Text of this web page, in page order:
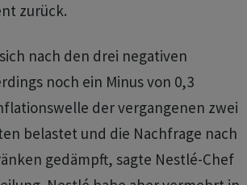
zurück.
nach den drei negativen
noch ein Minus von 0,3
der vergangenen zwei
belastet und die Nachfrage nach
gedämpft, sagte Nestlé-Chef